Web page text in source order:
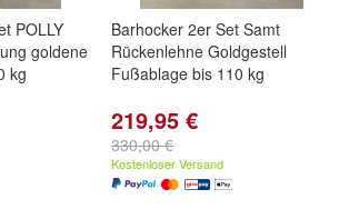
POLLY
goldene
kg
Barhocker 2er Set Samt
Rückenlehne Goldgestell
Fußablage bis 110 kg
219,95 €
330,00 €
Kostenloser Versand